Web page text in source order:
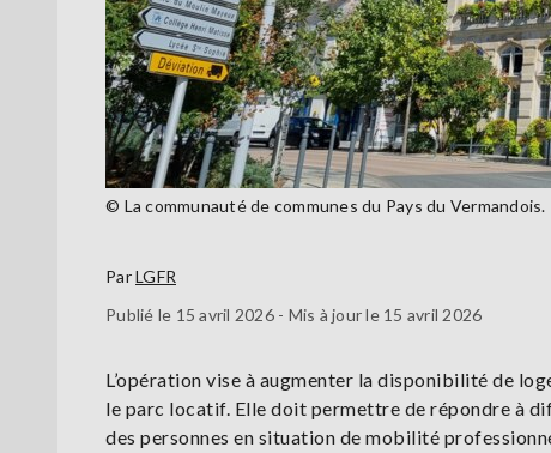
© La communauté de communes du Pays du Vermandois.
ParLGFR
Publié le 15 avril 2026 - Mis à jour le 15 avril 2026
L’opération vise à augmenter la disponibilité de
le parc locatif. Elle doit permettre de répondre à
des personnes en situation de mobilité